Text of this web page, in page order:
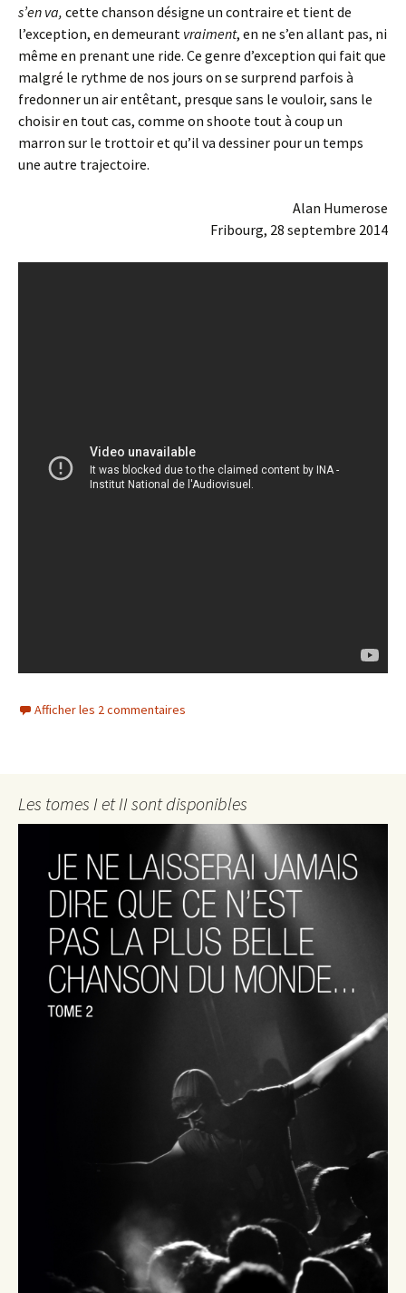
s’en va, cette chanson désigne un contraire et tient de
l’exception, en demeurant vraiment, en ne s’en allant pas, ni
même en prenant une ride. Ce genre d’exception qui fait que
malgré le rythme de nos jours on se surprend parfois à
fredonner un air entêtant, presque sans le vouloir, sans le
choisir en tout cas, comme on shoote tout à coup un
marron sur le trottoir et qu’il va dessiner pour un temps
une autre trajectoire.
Alan Humerose
Fribourg, 28 septembre 2014
Afficher les 2 commentaires
Les tomes I et II sont disponibles